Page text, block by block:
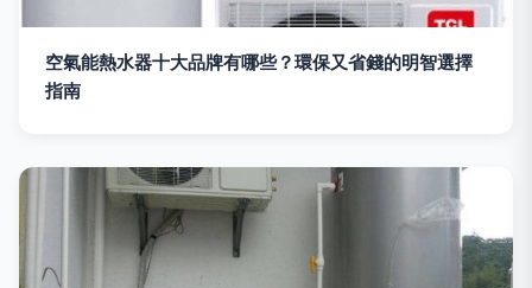
空氣能熱水器十大品牌有哪些？環保又省錢的明智選擇
指南